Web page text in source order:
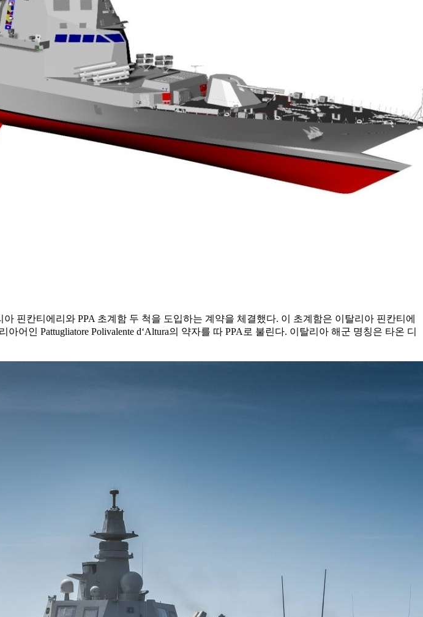
핀칸티에리와 PPA 초계함 두 척을 도입하는 계약을 체결했다. 이 초계함은 이탈리아 핀칸티에
인 Pattugliatore Polivalente d‘Altura의 약자를 따 PPA로 불린다. 이탈리아 해군 명칭은 타온 디